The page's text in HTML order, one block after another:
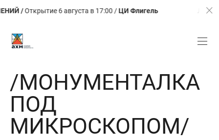
6 августа в 17:00 / ЦИ Флигель ЛЕТО.
/МОНУМЕНТАЛКА
ПОД
МИКРОСКОПОМ/